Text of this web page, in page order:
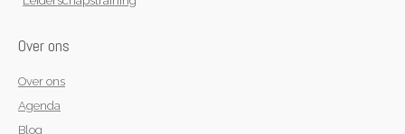
Over ons
Over ons
Agenda
Blog